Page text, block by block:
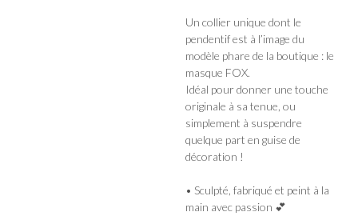
initial
était :
50,00€.
Un collier unique dont le
pendentif est à l’image du
modèle phare de la boutique : le
masque FOX.
Idéal pour donner une touche
originale à sa tenue, ou
simplement à suspendre
quelque part en guise de
décoration !
• Sculpté, fabriqué et peint à la
main avec passion 💕